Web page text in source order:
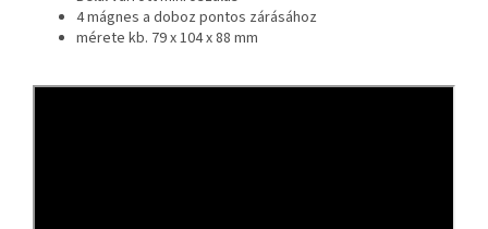
4 mágnes a doboz pontos zárásához
mérete kb. 79 x 104 x 88 mm